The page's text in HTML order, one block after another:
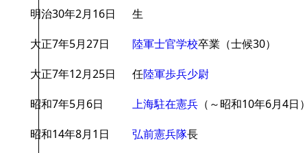
明治30年2月16日
生
大正7年5月27日
陸軍士官学校卒業（士候30）
大正7年12月25日
任陸軍歩兵少尉
昭和7年5月6日
上海駐在憲兵 （～昭和10年6月4日
昭和14年8月1日
弘前憲兵隊長